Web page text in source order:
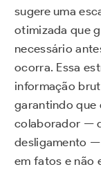
sugere uma
otimizada que
necessário
ocorra. Essa
informação
garantindo que
colaborador —
desligamento
em fatos e não